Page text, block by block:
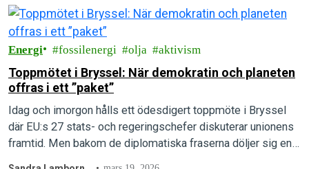
Energi fossilenergi olja aktivism
Toppmötet i Bryssel: När demokratin och planeten
offras i ett ”paket”
Idag och imorgon hålls ett ödesdigert toppmöte i Bryssel
där EU:s 27 stats- och regeringschefer diskuterar unionens
framtid. Men bakom de diplomatiska fraserna döljer sig en